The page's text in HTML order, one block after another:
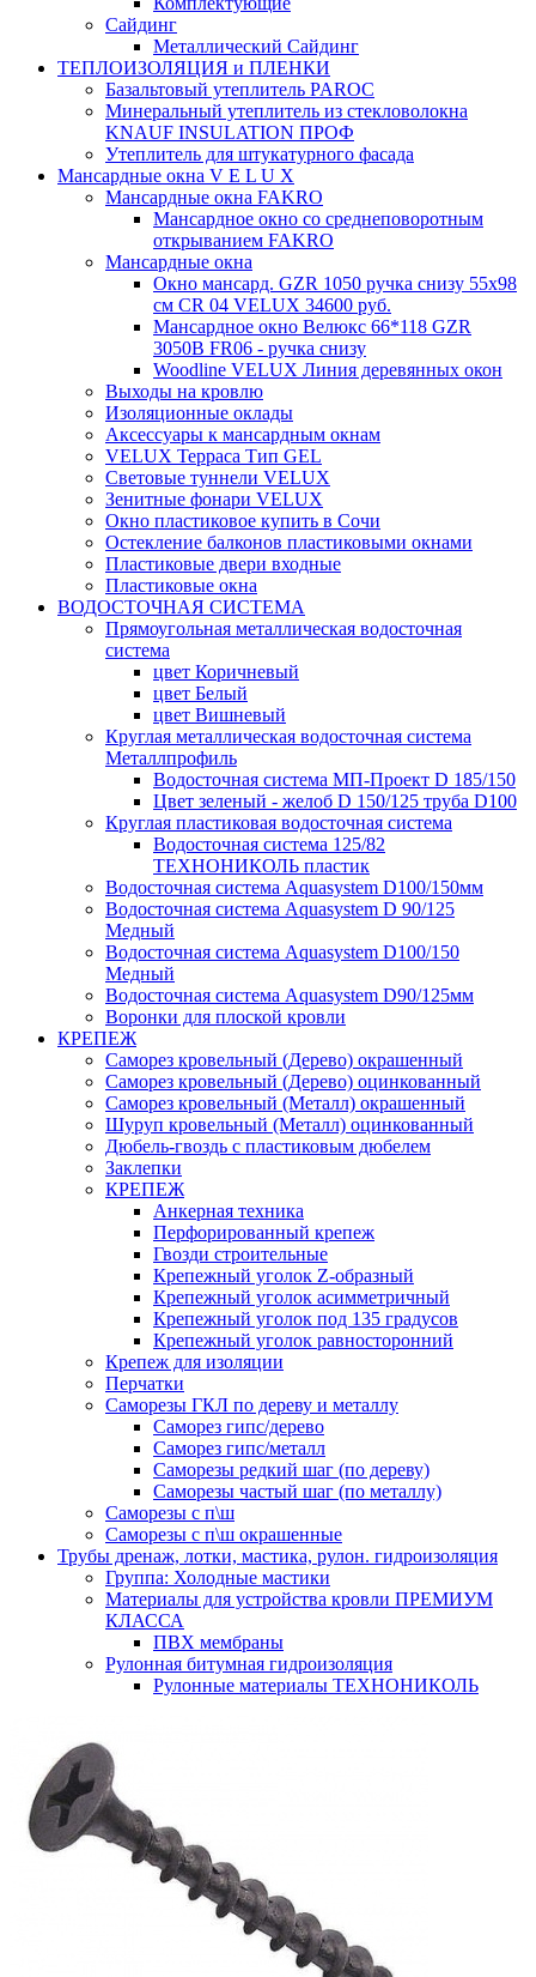
Сайдинг
Металлический Сайдинг
ТЕПЛОИЗОЛЯЦИЯ и ПЛЕНКИ
Базальтовый утеплитель PAROC
Минеральный утеплитель из стекловолокна
KNAUF INSULATION ПРОФ
Утеплитель для штукатурного фасада
Мансардные окна V E L U X
Мансардные окна FAKRO
Мансардное окно со среднеповоротным
открыванием FAKRO
Мансардные окна
Окно мансард. GZR 1050 ручка снизу 55х98
см CR 04 VELUX 34600 руб.
Мансардное окно Велюкс 66*118 GZR
3050B FR06 - ручка снизу
Woodline VELUX Линия деревянных окон
Выходы на кровлю
Изоляционные оклады
Аксессуары к мансардным окнам
VELUX Терраса Тип GEL
Световые туннели VELUX
Зенитные фонари VELUX
Окно пластиковое купить в Сочи
Остекление балконов пластиковыми окнами
Пластиковые двери входные
Пластиковые окна
ВОДОСТОЧНАЯ СИСТЕМА
Прямоугольная металлическая водосточная
система
цвет Коричневый
цвет Белый
цвет Вишневый
Круглая металлическая водосточная система
Металлпрофиль
Водосточная система МП-Проект D 185/150
Цвет зеленый - желоб D 150/125 труба D100
Круглая пластиковая водосточная система
Водосточная система 125/82
ТЕХНОНИКОЛЬ пластик
Водосточная система Aquasystem D100/150мм
Водосточная система Aquasystem D 90/125
Медный
Водосточная система Aquasystem D100/150
Медный
Водосточная система Aquasystem D90/125мм
Воронки для плоской кровли
КРЕПЕЖ
Саморез кровельный (Дерево) окрашенный
Саморез кровельный (Дерево) оцинкованный
Саморез кровельный (Металл) окрашенный
Шуруп кровельный (Металл) оцинкованный
Дюбель-гвоздь с пластиковым дюбелем
Заклепки
КРЕПЕЖ
Анкерная техника
Перфорированный крепеж
Гвозди строительные
Крепежный уголок Z-образный
Крепежный уголок асимметричный
Крепежный уголок под 135 градусов
Крепежный уголок равносторонний
Крепеж для изоляции
Перчатки
Саморезы ГКЛ по дереву и металлу
Саморез гипс/дерево
Саморез гипс/металл
Саморезы редкий шаг (по дереву)
Саморезы частый шаг (по металлу)
Саморезы с п\ш
Саморезы с п\ш окрашенные
Трубы дренаж, лотки, мастика, рулон. гидроизоляция
Группа: Холодные мастики
Материалы для устройства кровли ПРЕМИУМ
КЛАССА
ПВХ мембраны
Рулонная битумная гидроизоляция
Рулонные материалы ТЕХНОНИКОЛЬ